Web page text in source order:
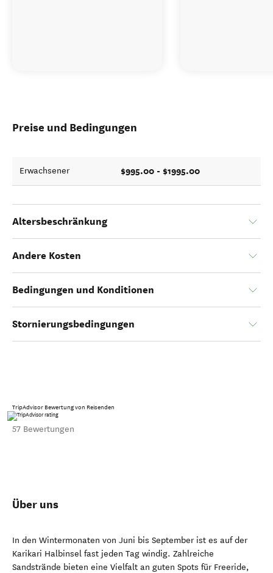
Preise und Bedingungen
Erwachsener $995.00 - $1995.00
Altersbeschränkung
Andere Kosten
Bedingungen und Konditionen
Stornierungsbedingungen
TripAdvisor Bewertung von Reisenden
57 Bewertungen
Über uns
In den Wintermonaten von Juni bis September ist es auf der
Karikari Halbinsel fast jeden Tag windig. Zahlreiche
Sandstrände bieten eine Vielfalt an guten Spots für Freeride,